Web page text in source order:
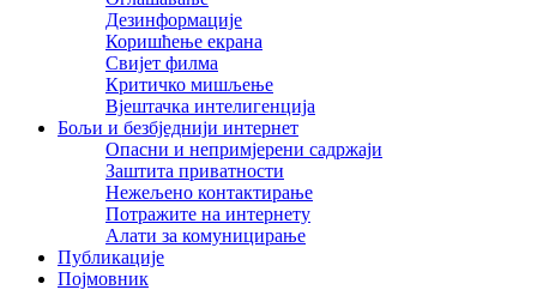
Дезинформације
Коришћење екрана
Свијет филма
Критичко мишљење
Вјештачка интелигенција
Бољи и безбједнији интернет
Опасни и непримјерени садржаји
Заштита приватности
Нежељено контактирање
Потражите на интернету
Алати за комуницирање
Публикације
Појмовник